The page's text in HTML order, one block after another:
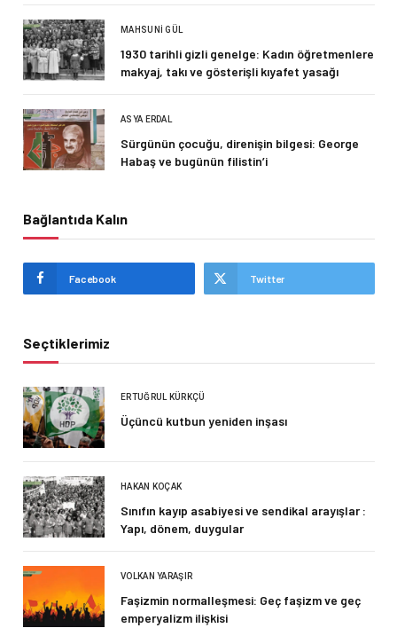
MAHSUNI GÜL
1930 tarihli gizli genelge: Kadın öğretmenlere
makyaj, takı ve gösterişli kıyafet yasağı
ASYA ERDAL
Sürgünün çocuğu, direnişin bilgesi: George
Habaş ve bugünün filistin’i
Bağlantıda Kalın
Facebook Twitter
Seçtiklerimiz
ERTUĞRUL KÜRKÇÜ
Üçüncü kutbun yeniden inşası
HAKAN KOÇAK
Sınıfın kayıp asabiyesi ve sendikal arayışlar :
Yapı, dönem, duygular
VOLKAN YARAŞIR
Faşizmin normalleşmesi: Geç faşizm ve geç
emperyalizm ilişkisi